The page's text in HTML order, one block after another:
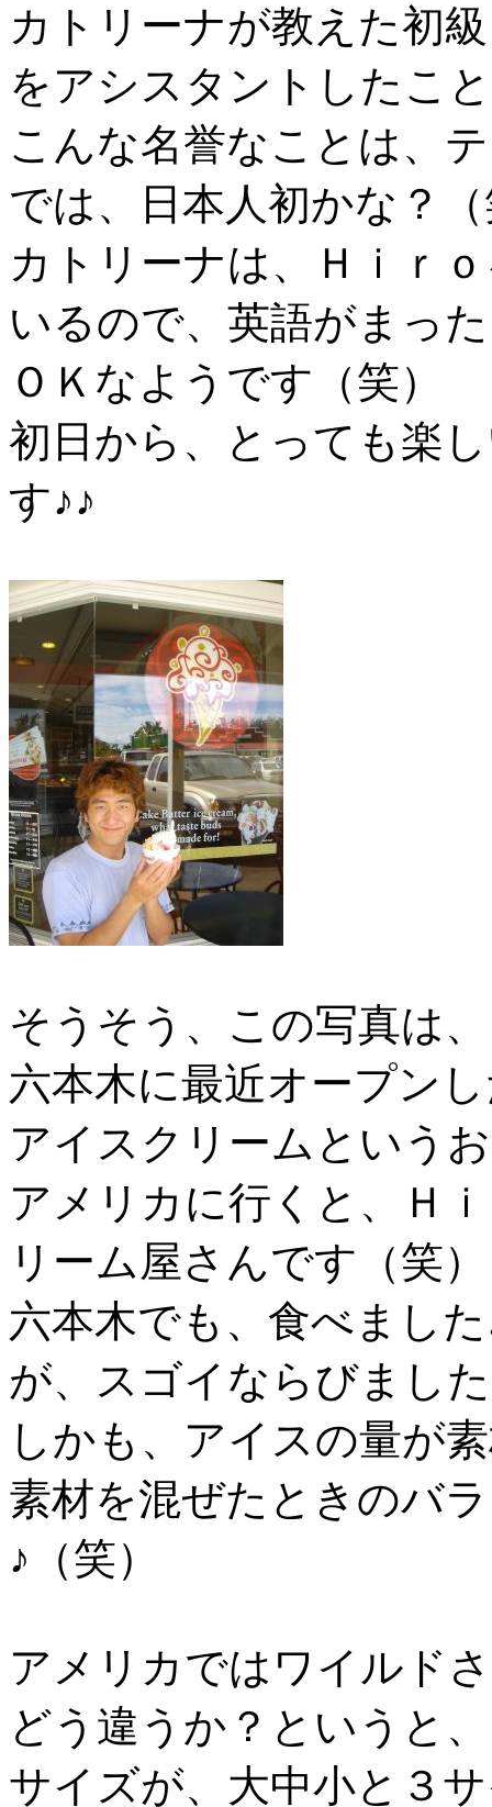
カトリーナが教えた初
をアシスタントしたこ
こんな名誉なことは、
では、日本人初かな？
カトリーナは、Ｈｉｒ
いるので、英語がまっ
ＯＫなようです（笑）
初日から、とっても楽
す♪♪
そうそう、この写真は、
六本木に最近オープン
アイスクリームという
アメリカに行くと、Ｈ
リーム屋さんです（笑）
六本木でも、食べまし
が、スゴイならびまし
しかも、アイスの量が
素材を混ぜたときのバ
♪（笑）
アメリカではワイルド
どう違うか？というと、
サイズが、大中小と３